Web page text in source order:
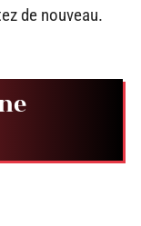
de nouveau.